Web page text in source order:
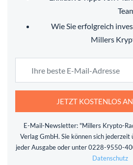
Wie Sie erfolgreich
Millers
JETZT KOSTENLOS
E-Mail-Newsletter: "Millers Krypto-
Verlag GmbH. Sie können sich jederzeit
jeder Ausgabe oder unter 0228-9550-
Datenschutz